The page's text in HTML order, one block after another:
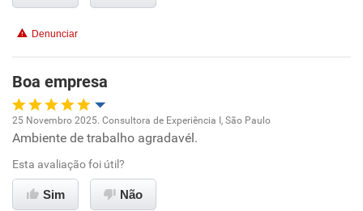
Recomenda a diretoria
Denunciar
Boa empresa
Oportunidade de promoção
Ambiente de trabalho
25 Novembro 2025. Consultora de Experiência I, São Paulo
Ambiente de trabalho agradavél.
Esta avaliação foi útil?
Sim Não